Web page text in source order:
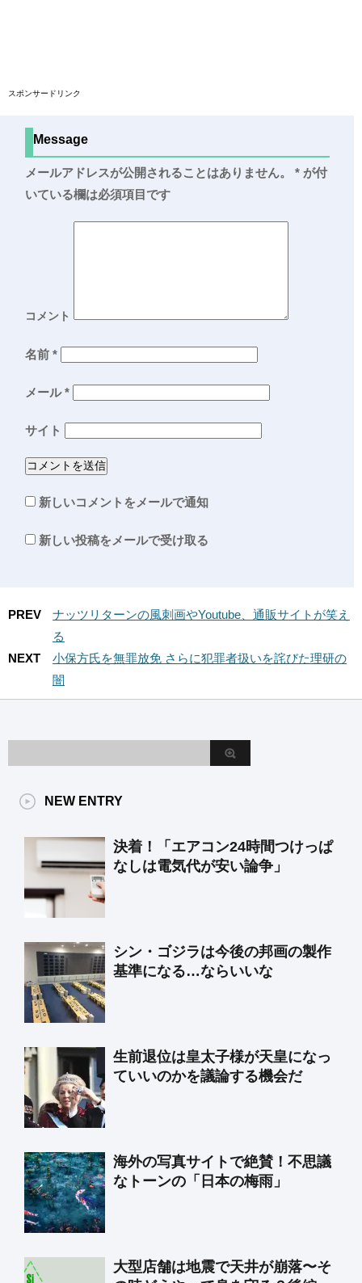
スポンサードリンク
Message
メールアドレスが公開されることはありません。 * が付
いている欄は必須項目です
コメント
名前 *
メール*
サイト
新しいコメントをメールで通知
新しい投稿をメールで受け取る
PREV
ナッツリターンの風刺画やYoutube、通販サイトが笑え
る
NEXT
小保方氏を無罪放免 さらに犯罪者扱いを詫びた理研の
闇
NEW ENTRY
決着！「エアコン24時間つけっぱ
なしは電気代が安い論争」
シン・ゴジラは今後の邦画の製作
基準になる…ならいいな
生前退位は皇太子様が天皇になっ
ていいのかを議論する機会だ
海外の写真サイトで絶賛！不思議
なトーンの「日本の梅雨」
大型店舗は地震で天井が崩落〜そ